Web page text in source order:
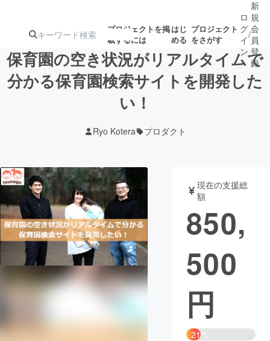
プロジェクトを掲
載するには
はじ
める
プロジェクト
をさがす
注目の新着プロ
テクノロジー・ガジェット
映像・映画 書籍・雑誌
ビジネス・起業 チャレンジ
まちづくり・地域活性化
CAMPFIRE for Social Good
CAMPFIRE Creation
ロ
グ
イ
ン
/
新
規
会
員
登
録
保育園の空き状況がリアルタイムで
分かる保育園検索サイトを開発した
い！
Ryo Kotera プロダクト
現在の支援総
額
850,
500
円
21%